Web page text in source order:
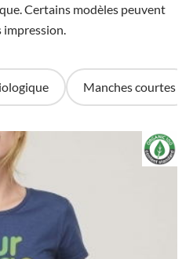
Certains modèles peuvent
Manches courtes